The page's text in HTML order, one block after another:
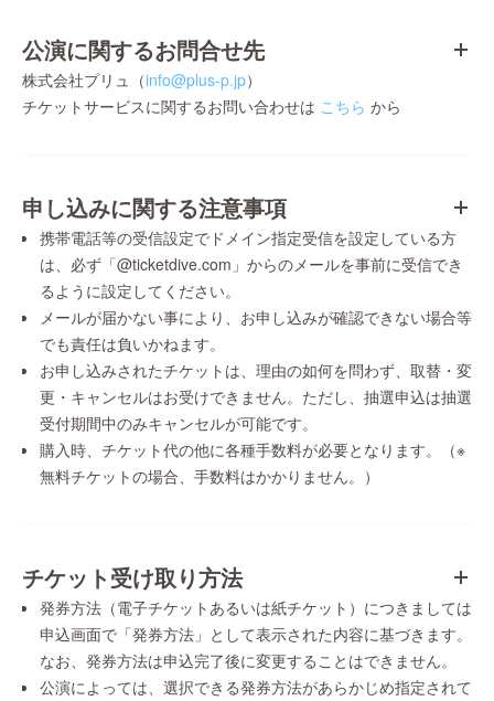
公演に関するお問合せ先
株式会社プリュ（info@plus-p.jp）
チケットサービスに関するお問い合わせは こちら から
申し込みに関する注意事項
携帯電話等の受信設定でドメイン指定受信を設定している方
は、必ず「@ticketdive.com」からのメールを事前に受信でき
るように設定してください。
メールが届かない事により、お申し込みが確認できない場合等
でも責任は負いかねます。
お申し込みされたチケットは、理由の如何を問わず、取替・変
更・キャンセルはお受けできません。ただし、抽選申込は抽選
受付期間中のみキャンセルが可能です。
購入時、チケット代の他に各種手数料が必要となります。（※
無料チケットの場合、手数料はかかりません。）
チケット受け取り方法
発券方法（電子チケットあるいは紙チケット）につきましては
申込画面で「発券方法」として表示された内容に基づきます。
なお、発券方法は申込完了後に変更することはできません。
公演によっては、選択できる発券方法があらかじめ指定されて